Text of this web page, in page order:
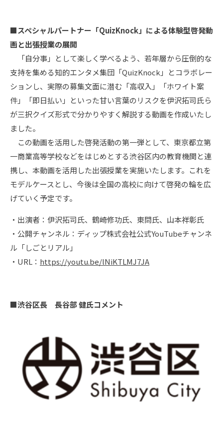
■スペシャルパートナー「QuizKnock」による体験型啓発動
画と出張授業の展開
「自分事」として楽しく学べるよう、若年層から圧倒的な
支持を集める知的エンタメ集団「QuizKnock」とコラボレー
ションし、実際の募集文面に潜む「高収入」「ホワイト案
件」「即日払い」といった甘い言葉のリスクを伊沢拓司氏ら
が三択クイズ形式で分かりやすく解説する動画を作成いたし
ました。
この動画を活用した啓発活動の第一弾として、東京都立第
一商業高等学校などをはじめとする渋谷区内の教育機関と連
携し、本動画を活用した出張授業を実施いたします。これを
モデルケースとし、今後は全国の高校に向けて啓発の輪を広
げていく予定です。
・出演者：伊沢拓司氏、鶴崎修功氏、東問氏、山本祥彰氏
・公開チャンネル：ディップ株式会社公式YouTubeチャンネ
ル「しごとリアル」
・URL： https://youtu.be/lNiKTLMJ7JA
■渋谷区長 長谷部 健氏コメント